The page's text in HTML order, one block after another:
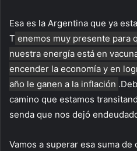
Esa es la Argentina que ya
T enemos muy presente para
nuestra energía está en
encender la economía y en
año le ganen a la inflación
camino que estamos
senda que nos dejó
Vamos a superar esa suma